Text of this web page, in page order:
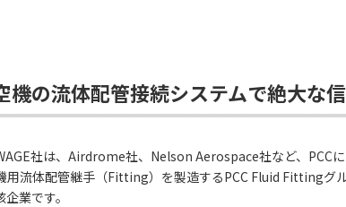
機の流体配管接続システムで絶大な
社は、Airdrome社、Nelson Aerospace社など、PCC
用流体配管継手（Fitting）を製造するPCC Fluid Fittingグ
業です。